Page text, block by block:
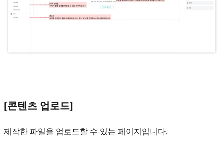
[콘텐츠 업로드]
제작한 파일을 업로드할 수 있는 페이지입니다.